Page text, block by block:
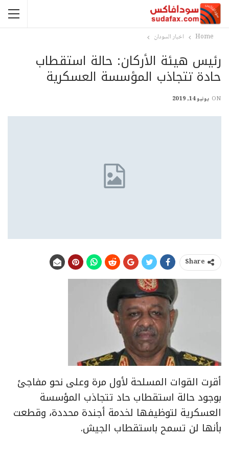
Home اخبار السودان
رئيس هيئة الأركان: حالة استقطاب
حادة تتجاذب المؤسسة العسكرية
ON يونيو 14, 2019
Share
أقرت القوات المسلحة لأول مرة وعلى نحو مفاجئ
بوجود حالة استقطاب حاد تتجاذب المؤسسة
العسكرية لتوظيفها لخدمة أجندة محددة، وقطعت
بأنها لن تسمح باستقطاب الجيش.